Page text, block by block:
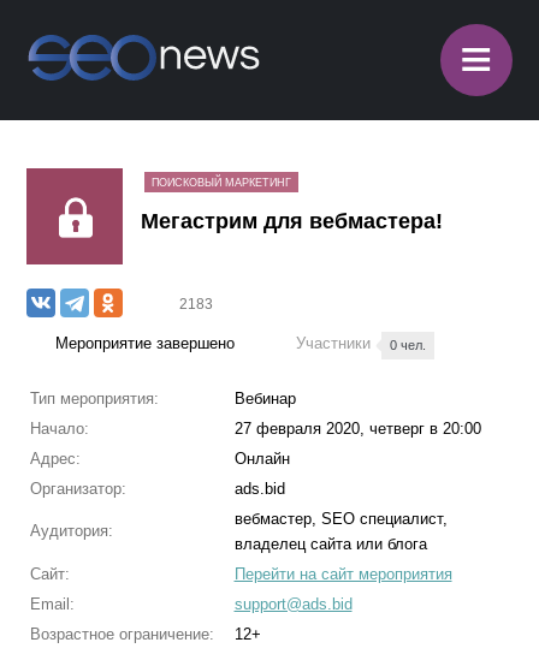
≡
ПОИСКОВЫЙ МАРКЕТИНГ
Мегастрим для вебмастера!
2183
Мероприятие завершено Участники 0 чел.
Тип мероприятия:
Вебинар
Начало:
27 февраля 2020, четверг в 20:00
Адрес:
Онлайн
Организатор:
ads.bid
Аудитория:
вебмастер, SEO специалист,
владелец сайта или блога
Сайт:
Перейти на сайт мероприятия
Email:
support@ads.bid
Возрастное ограничение:
12+